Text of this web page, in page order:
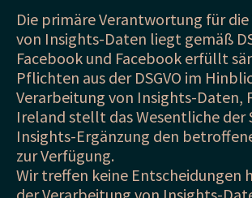
Die primäre Verantwortung für
von Insights-Daten liegt gemäß
Facebook und Facebook erfüllt
Pflichten aus der DSGVO im
Verarbeitung von Insights-Daten,
Ireland stellt das Wesentliche der
Insights-Ergänzung den
zur Verfügung.
Wir treffen keine Entscheidungen